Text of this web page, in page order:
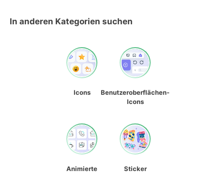
In anderen Kategorien suchen
Icons
Benutzeroberflächen-
Icons
Animierte
Sticker